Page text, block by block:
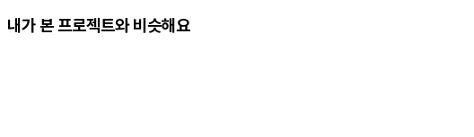
내가 본 프로젝트와 비슷해요